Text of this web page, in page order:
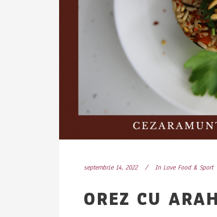
septembrie 14, 2022 In Love Food & Sport
OREZ CU